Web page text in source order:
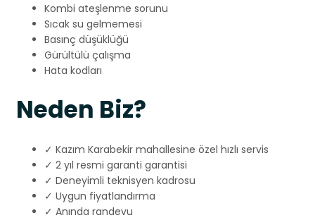
Kombi ateşlenme sorunu
Sıcak su gelmemesi
Basınç düşüklüğü
Gürültülü çalışma
Hata kodları
Neden Biz?
✓ Kazım Karabekir mahallesine özel hızlı servis
✓ 2 yıl resmi garanti garantisi
✓ Deneyimli teknisyen kadrosu
✓ Uygun fiyatlandırma
✓ Anında randevu